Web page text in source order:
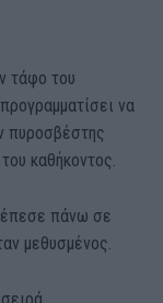
τάφο του
να
πυροσβέστης
καθήκοντος.
έπεσε πάνω σε
μεθυσμένος.